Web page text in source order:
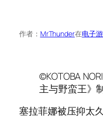
作者： MrThunder在电子
©KOTOBA
主与野蛮王》
塞拉菲娜被压抑太